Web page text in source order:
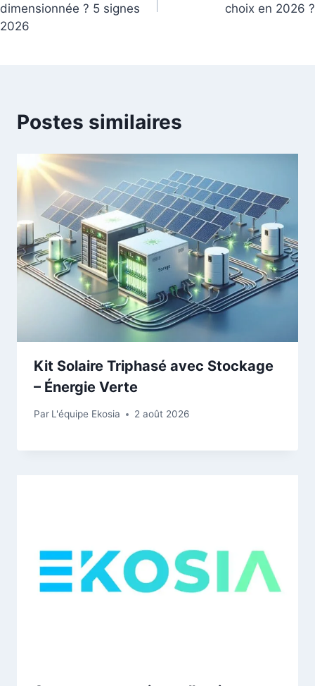
l’article
dimensionnée ? 5 signes
2026
choix en 2026 ?
Postes similaires
Kit Solaire Triphasé avec Stockage
– Énergie Verte
Par L'équipe Ekosia 2 août 2026